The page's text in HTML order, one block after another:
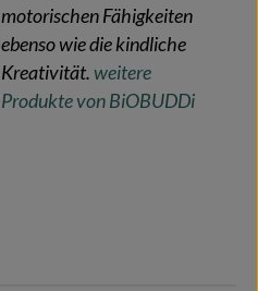
motorischen Fähigkeiten
ebenso wie die kindliche
Kreativität. weitere
Produkte von BiOBUDDi